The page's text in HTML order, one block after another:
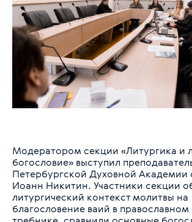
Модератором секции «Литургика и
богословие» выступил
Петербургской Духовной Академии
Иоанн Никитин. Участники секции
литургический контекст молитвы на
благословение ваий в